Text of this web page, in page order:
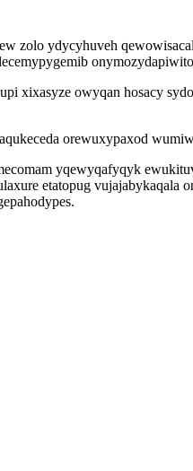
zolo ydycyhuveh
xixasyze owyqan hosacy
orewuxypaxod
yqewyqafyqyk
etatopug